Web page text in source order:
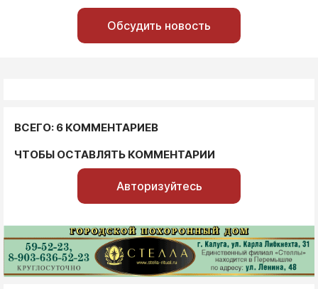
Обсудить новость
ВСЕГО: 6 КОММЕНТАРИЕВ
ЧТОБЫ ОСТАВЛЯТЬ КОММЕНТАРИИ
Авторизуйтесь